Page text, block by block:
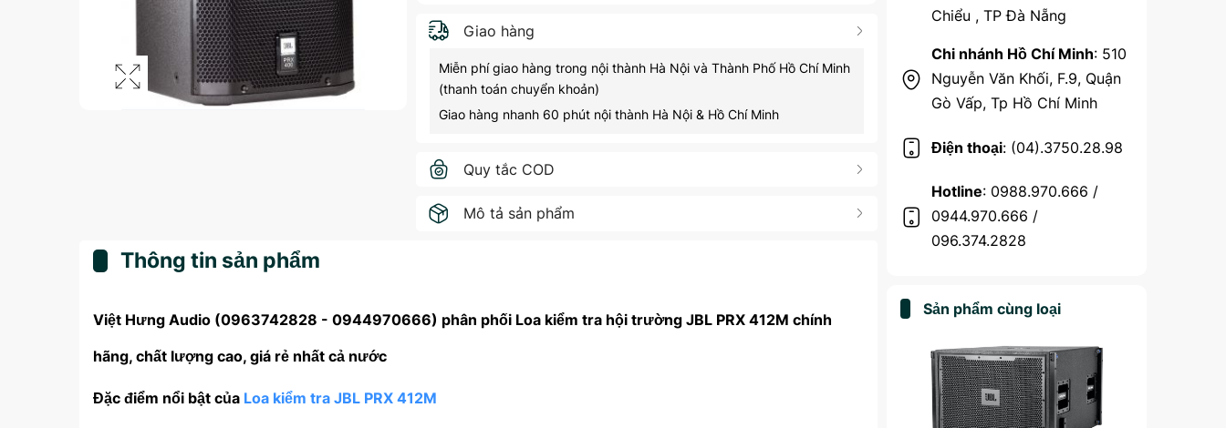
Giao hàng
Miễn phí giao hàng trong nội thành Hà Nội và Thành Phố Hồ Chí Minh
(thanh toán chuyển khoản)
Giao hàng nhanh 60 phút nội thành Hà Nội & Hồ Chí Minh
Quy tắc COD
Mô tả sản phẩm
Thông tin sản phẩm
Việt Hưng Audio (0963742828 - 0944970666) phân phối Loa kiểm tra hội trường JBL PRX 412M chính
hãng, chất lượng cao, giá rẻ nhất cả nước
Đặc điểm nổi bật của Loa kiểm tra JBL PRX 412M
Chiểu , TP Đà Nẵng
Chi nhánh Hồ Chí Minh: 510
Nguyễn Văn Khối, F.9, Quận
Gò Vấp, Tp Hồ Chí Minh
Điện thoại: (04).3750.28.98
Hotline: 0988.970.666 /
0944.970.666 /
096.374.2828
Sản phẩm cùng loại